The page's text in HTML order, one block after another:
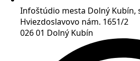
Infoštúdio mesta Dolný Kubín,
Hviezdoslavovo nám. 1651/2
026 01 Dolný Kubín